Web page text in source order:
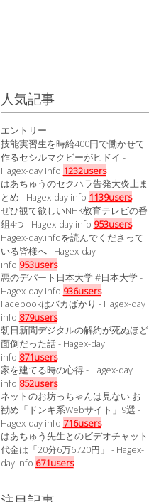
人気記事
エントリー
技能実習生を時給400円で働かせて
作るセシルマクビーがヒドイ -
Hagex-day info 1232users
はあちゅうのセクハラ告発大炎上ま
とめ - Hagex-day info 1139users
ぜひ観て欲しいNHK教育テレビの番
組4つ - Hagex-day info 953users
Hagex-day.infoを読んでくださって
いる皆様へ - Hagex-day
info 953users
悪のデパート日本大学 #日本大学 -
Hagex-day info 936users
Facebookはバカばかり - Hagex-day
info 879users
朝日新聞デジタルの解約が死ぬほど
面倒だった話 - Hagex-day
info 871users
家を建てる時の心得 - Hagex-day
info 852users
ネットのお坊っちゃんは見ない お
勧め「ドンキ系Webサイト」9選 -
Hagex-day info 716users
はあちゅう先生とのビデオチャット
代金は「20分6万6720円」 - Hagex-
day info 671users